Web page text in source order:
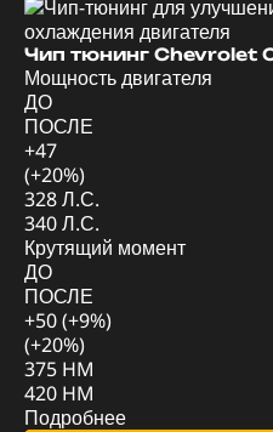
Чип тюнинг Chevrolet
Мощность двигателя
ДО
ПОСЛЕ
+47
(+20%)
328 Л.С.
340 Л.С.
Крутящий момент
ДО
ПОСЛЕ
+50 (+9%)
(+20%)
375 HM
420 HM
Подробнее